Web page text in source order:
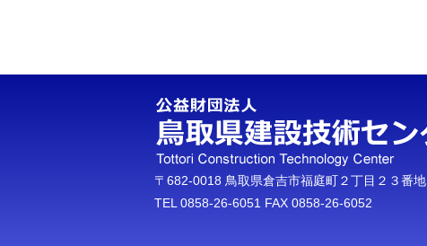
〒682-0018 鳥取県倉吉市福庭町２丁目２３番地
TEL 0858-26-6051 FAX 0858-26-6052